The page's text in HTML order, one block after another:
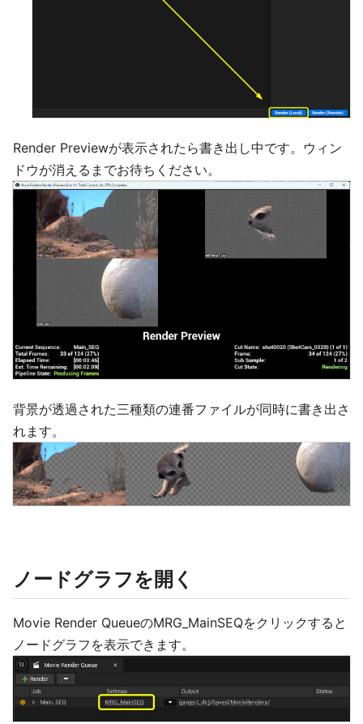
Render Previewが表示されたら書き出し中です。ウィン
ドウが消えるまでお待ちください。
背景が透過された三種類の連番ファイルが同時に書き出さ
れます。
ノードグラフを開く
Movie Render QueueのMRG_MainSEQをクリックすると
ノードグラフを表示できます。